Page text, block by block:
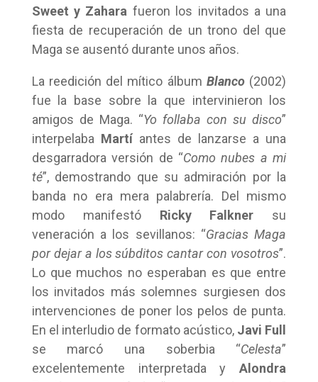
Sweet y Zahara fueron los invitados a una
fiesta de recuperación de un trono del que
Maga se ausentó durante unos años.
La reedición del mítico álbum Blanco(2002)
fue la base sobre la que intervinieron los
amigos de Maga. “Yo follaba con su disco”
interpelaba Martíantes de lanzarse a una
desgarradora versión de “Como nubes a mi
té”, demostrando que su admiración por la
banda no era mera palabrería. Del mismo
modo manifestó Ricky Falkner su
veneración a los sevillanos: “Gracias Maga
por dejar a los súbditos cantar con vosotros”.
Lo que muchos no esperaban es que entre
los invitados más solemnes surgiesen dos
intervenciones de poner los pelos de punta.
En el interludio de formato acústico, Javi Full
se marcó una soberbia “Celesta”
excelentemente interpretada yAlondra